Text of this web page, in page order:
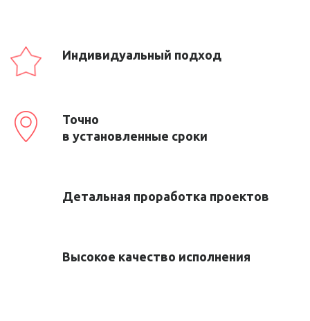
Индивидуальный подход
Точно
в установленные сроки
Детальная проработка проектов
Высокое качество исполнения